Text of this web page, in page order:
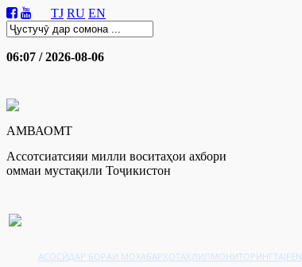
TJ RU EN
06:07 / 2026-08-06
АМВАОМТ
Ассотсиатсияи милли воситаҳои ахбори
оммаи мустақили Тоҷикистон
АСОСӢДАР БОРАИ МОХАБАРҲОТАҲЛИЛМОНИТОРИНГTAJFEN